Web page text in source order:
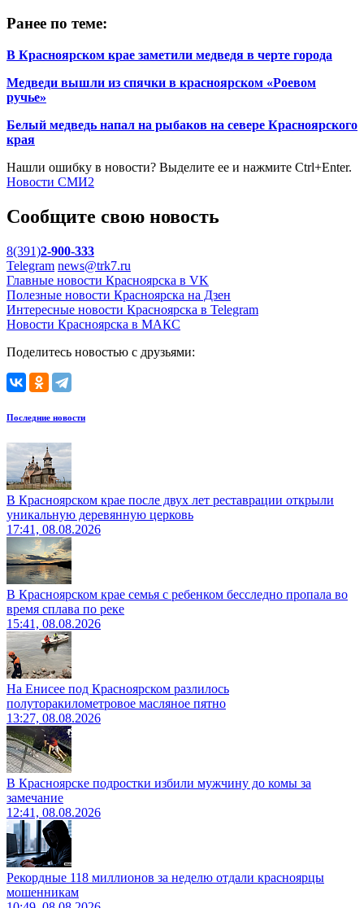
Ранее по теме:
В Красноярском крае заметили медведя в черте города
Медведи вышли из спячки в красноярском «Роевом
ручье»
Белый медведь напал на рыбаков на севере Красноярского
края
Нашли ошибку в новости? Выделите ее и нажмите Ctrl+Enter.
Новости СМИ2
Сообщите свою новость
8(391)2-900-333
Telegram news@trk7.ru
Главные новости Красноярска в VK
Полезные новости Красноярска на Дзен
Интересные новости Красноярска в Telegram
Новости Красноярска в МАКС
Поделитесь новостью с друзьями:
Последние новости
В Красноярском крае после двух лет реставрации открыли
уникальную деревянную церковь
17:41, 08.08.2026
В Красноярском крае семья с ребенком бесследно пропала во
время сплава по реке
15:41, 08.08.2026
На Енисее под Красноярском разлилось
полуторакилометровое масляное пятно
13:27, 08.08.2026
В Красноярске подростки избили мужчину до комы за
замечание
12:41, 08.08.2026
Рекордные 118 миллионов за неделю отдали красноярцы
мошенникам